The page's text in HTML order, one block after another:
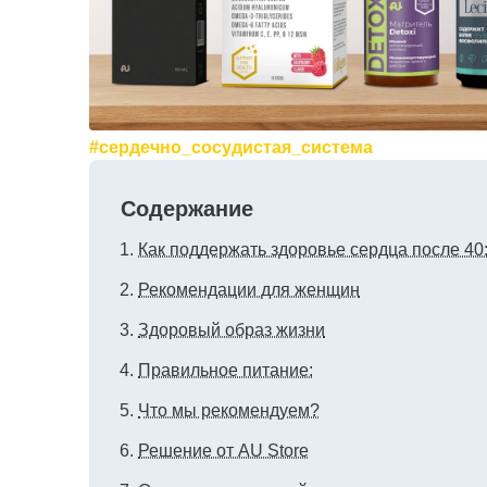
#сердечно_сосудистая_система
Содержание
Как поддержать здоровье сердца после 40:
Рекомендации для женщин
Здоровый образ жизни
Правильное питание:
Что мы рекомендуем?
Решение от AU Store